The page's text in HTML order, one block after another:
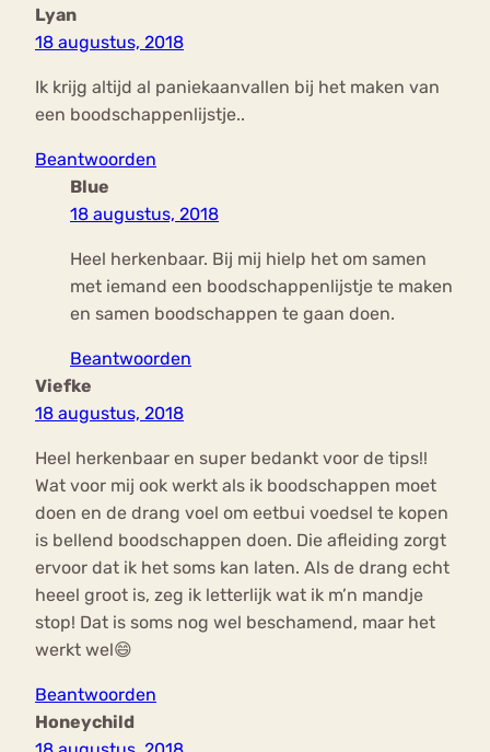
Lyan
18 augustus, 2018
Ik krijg altijd al paniekaanvallen bij het maken van
een boodschappenlijstje..
Beantwoorden
Blue
18 augustus, 2018
Heel herkenbaar. Bij mij hielp het om samen
met iemand een boodschappenlijstje te maken
en samen boodschappen te gaan doen.
Beantwoorden
Viefke
18 augustus, 2018
Heel herkenbaar en super bedankt voor de tips!!
Wat voor mij ook werkt als ik boodschappen moet
doen en de drang voel om eetbui voedsel te kopen
is bellend boodschappen doen. Die afleiding zorgt
ervoor dat ik het soms kan laten. Als de drang echt
heeel groot is, zeg ik letterlijk wat ik m’n mandje
stop! Dat is soms nog wel beschamend, maar het
werkt wel😄
Beantwoorden
Honeychild